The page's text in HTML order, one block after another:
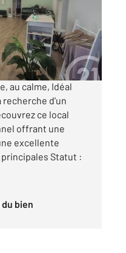
au calme, Idéal
recherche d'un
ce local
offrant une
excellente
Statut :
du bien